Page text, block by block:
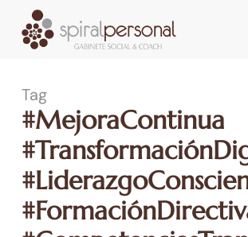
main
Tag
#MejoraContinua